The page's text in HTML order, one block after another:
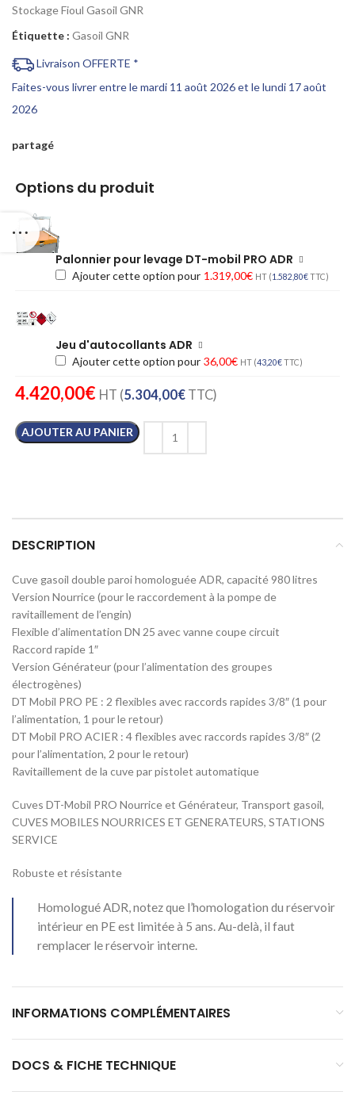
Stockage Fioul Gasoil GNR
Étiquette : Gasoil GNR
Livraison OFFERTE *
Faites-vous livrer entre le mardi 11 août 2026 et le lundi 17 août
2026
partagé
Options du produit
Palonnier pour levage DT-mobil PRO ADR
Ajouter cette option pour 1.319,00€ HT (1.582,80€TTC)
Jeu d'autocollants ADR
Ajouter cette option pour 36,00€ HT (43,20€TTC)
4.420,00€ HT (5.304,00€ TTC)
AJOUTER AU PANIER
DESCRIPTION
Cuve gasoil double paroi homologuée ADR, capacité 980 litres
Version Nourrice (pour le raccordement à la pompe de
ravitaillement de l’engin)
Flexible d’alimentation DN 25 avec vanne coupe circuit
Raccord rapide 1″
Version Générateur (pour l’alimentation des groupes
électrogènes)
DT Mobil PRO PE : 2 flexibles avec raccords rapides 3/8″ (1 pour
l’alimentation, 1 pour le retour)
DT Mobil PRO ACIER : 4 flexibles avec raccords rapides 3/8″ (2
pour l’alimentation, 2 pour le retour)
Ravitaillement de la cuve par pistolet automatique
Cuves DT-Mobil PRO Nourrice et Générateur, Transport gasoil,
CUVES MOBILES NOURRICES ET GENERATEURS, STATIONS
SERVICE
Robuste et résistante
Homologué ADR, notez que l’homologation du réservoir
intérieur en PE est limitée à 5 ans. Au-delà, il faut
remplacer le réservoir interne.
INFORMATIONS COMPLÉMENTAIRES
DOCS & FICHE TECHNIQUE